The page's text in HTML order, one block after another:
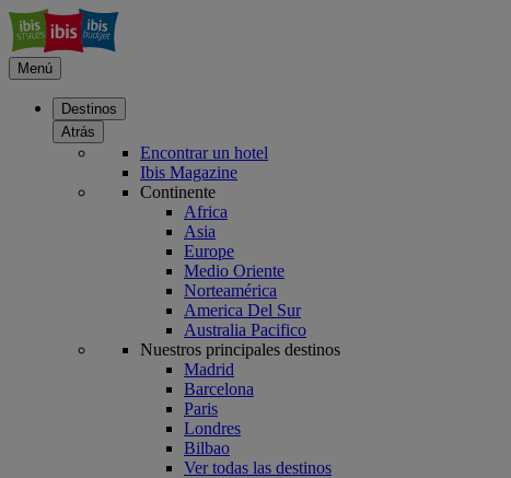
Menú
Destinos
Atrás
Encontrar un hotel
Ibis Magazine
Continente
Africa
Asia
Europe
Medio Oriente
Norteamérica
America Del Sur
Australia Pacifico
Nuestros principales destinos
Madrid
Barcelona
Paris
Londres
Bilbao
Ver todas las destinos